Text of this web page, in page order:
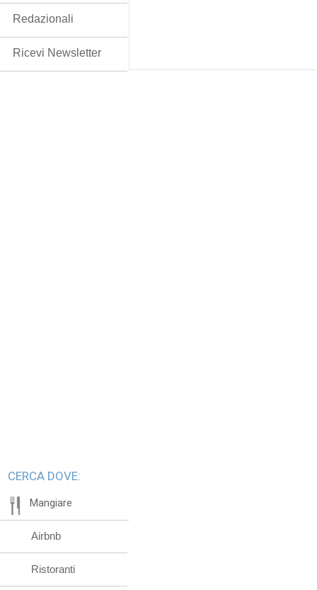
Redazionali
Ricevi Newsletter
CERCA DOVE:
Mangiare
Airbnb
Ristoranti